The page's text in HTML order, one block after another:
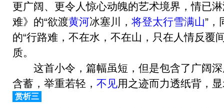
更广阔、更令人惊心动魄的艺术境界，情已
难》的“欲渡黄河冰塞川， 将登太行雪满山”，
的“行路难，不在水，不在山，只在人情反覆
质。
这首小令，篇幅虽短，但是包含了广阔深
含蓄，举重若轻， 不见用之迹而力透纸背，
赏析三